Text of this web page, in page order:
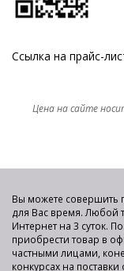
Ссылка на прайс-
Цена на сайте
Вы можете совершить
для Вас время. Любой
Интернет на 3 суток.
приобрести товар в
частными лицами,
конкурсах на